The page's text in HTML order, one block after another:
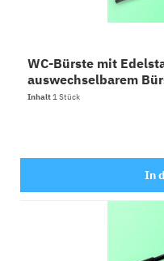
WC-Bürste mit
auswechselbarem
Inhalt1 Stück
In